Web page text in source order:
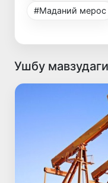
#Маданий мерос
Ушбу